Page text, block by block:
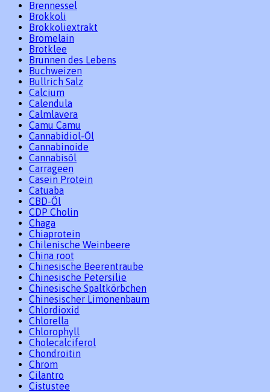
Brennessel
Brokkoli
Brokkoliextrakt
Bromelain
Brotklee
Brunnen des Lebens
Buchweizen
Bullrich Salz
Calcium
Calendula
Calmlavera
Camu Camu
Cannabidiol-Öl
Cannabinoide
Cannabisöl
Carrageen
Casein Protein
Catuaba
CBD-Öl
CDP Cholin
Chaga
Chiaprotein
Chilenische Weinbeere
China root
Chinesische Beerentraube
Chinesische Petersilie
Chinesische Spaltkörbchen
Chinesischer Limonenbaum
Chlordioxid
Chlorella
Chlorophyll
Cholecalciferol
Chondroitin
Chrom
Cilantro
Cistustee